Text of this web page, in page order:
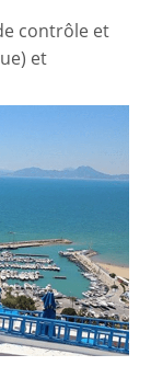
contrôle et
et